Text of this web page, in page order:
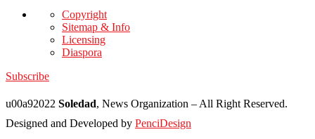
Copyright
Sitemap & Info
Licensing
Diaspora
Subscribe
u00a92022 Soledad, News Organization – All Right Reserved.
Designed and Developed by PenciDesign